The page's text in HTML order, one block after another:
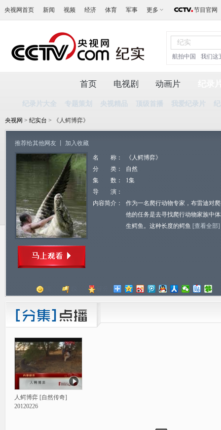
央视网首页 新闻 视频 经济 体育 军事 更多 节目官网
航拍中国 我们这
首页 电视剧 动画片
纪录片大全 专题策划 央视精品 顶级首播 我爱纪录片
央视网 > 纪实台 > 《人鳄博弈》
推荐给其他网友 加入收藏
名 称：
《人鳄博弈》
分 类：
自然
集 数：
1集
导 演：
内容简介：
作为一名爬行动物专家，布雷迪对
他的任务是去寻找爬行动物家族中
生鳄鱼。这种长度的鳄鱼 [查看全部]
人鳄博弈 [自然传奇]
20120226